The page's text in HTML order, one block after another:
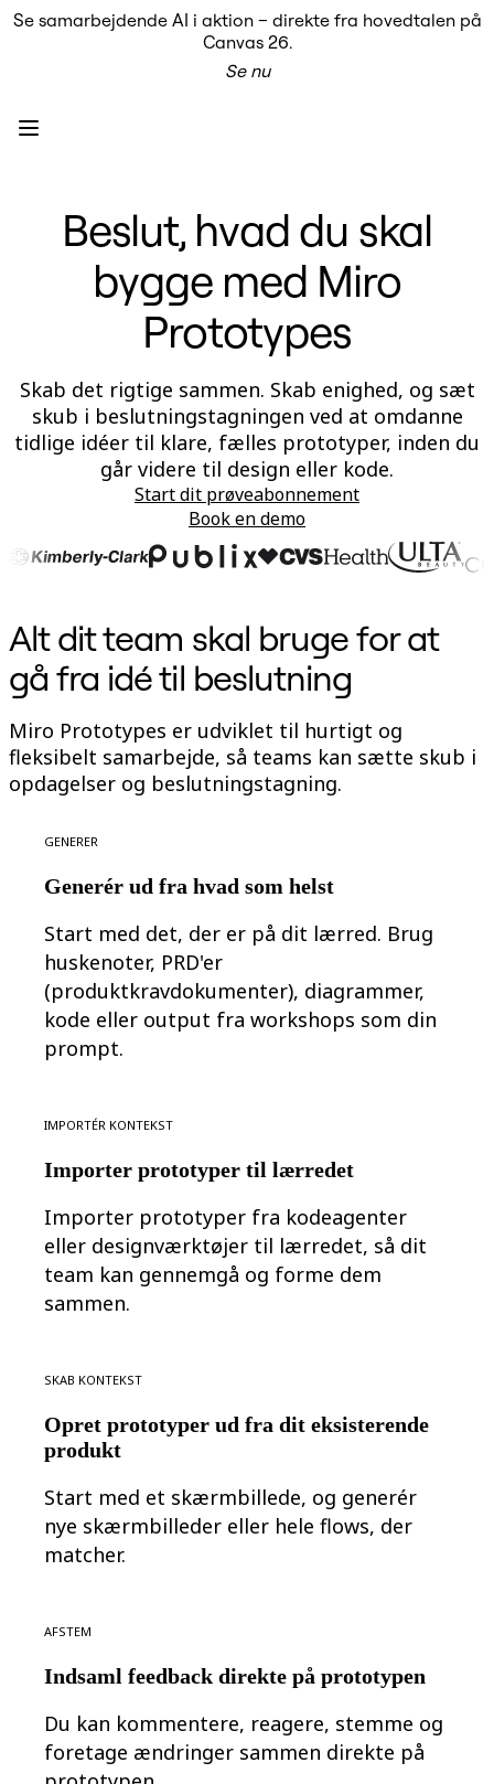
Intelligent Canvas™
Forbindelser
MCP Server
Udforsk AI-håndbøger
MCP Server
Blueprints
Integrationer
Sikkerhed
Enterprise Guard
Download apps
Formater
Whiteboard
Diagrammer
Kanban
Tidslinjer
Talktrack
Tabeller
Docs
Slides
Udforsk AI-håndbøger
Gå på opdagelse i Miroverse
Generelt
Diagramming
Brainstorming
Mindmaps
Konceptkort
Flowdiagrammer
Prototypes og Wireframes
Forskningssyntese
Designworkshops
Planning & Delivery
Målplanlægning
Løsninger
Efter forretningssegment
Efter branche
Professionelle tjenester
Produktion
Detail
Finansielle tjenester
Medicinalindustri og biovidenskab
Efter team
Produktstyring
Efter strategisk initiativ
Digital medarbejderoplevelse
Kundeoplevelse og servicedesign
Ressourcer
Community og support
Events
Community
Blog
Se samarbejdende AI i aktion – direkte fra hovedtalen på
Canvas 26.
Se nu
Beslut, hvad du skal
bygge med Miro
Prototypes
Skab det rigtige sammen. Skab enighed, og sæt
skub i beslutningstagningen ved at omdanne
tidlige idéer til klare, fælles prototyper, inden du
går videre til design eller kode.
Start dit prøveabonnement
Book en demo
Alt dit team skal bruge for at
gå fra idé til beslutning
Miro Prototypes er udviklet til hurtigt og
fleksibelt samarbejde, så teams kan sætte skub i
opdagelser og beslutningstagning.
Generer
Generér ud fra hvad som helst
Start med det, der er på dit lærred. Brug
huskenoter, PRD'er
(produktkravdokumenter), diagrammer,
kode eller output fra workshops som din
prompt.
Importér kontekst
Importer prototyper til lærredet
Importer prototyper fra kodeagenter
eller designværktøjer til lærredet, så dit
team kan gennemgå og forme dem
sammen.
Skab kontekst
Opret prototyper ud fra dit eksisterende
produkt
Start med et skærmbillede, og generér
nye skærmbilleder eller hele flows, der
matcher.
Afstem
Indsaml feedback direkte på prototypen
Du kan kommentere, reagere, stemme og
foretage ændringer sammen direkte på